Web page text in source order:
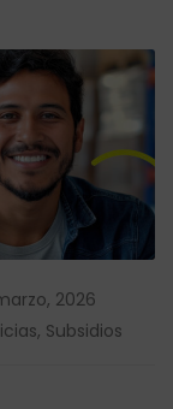
2026
, Subsidios